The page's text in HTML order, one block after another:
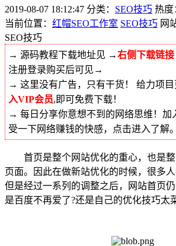
2019-08-07 18:12:47 分类： SEO技巧 热度
当前位置： 红帽SEO工作室 SEO技巧 网
SEO技巧
→ 源码教程下载地址见 →右侧下载链接
注册登录购买后可见→
→ 这里没有广告，只有干货！ 给力项目
入VIP会员,即可免费下载！
→ 每日分享你意想不到的网络思维！加
受一下网络赚钱的快感，点击进入了解。
首页是整个网站优化的重心，也是整
页面。因此在做新站优化的时候，很多人
但是经过一系列的调整之后，网站首页
是百度不再爱了?还是自己的优化技巧太